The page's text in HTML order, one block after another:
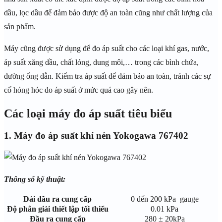
dầu, lọc dầu để đảm bảo được độ an toàn cũng như chất lượng của
sản phẩm.
Máy cũng được sử dụng để đo áp suất cho các loại khí gas, nước,
áp suất xăng dầu, chất lỏng, dung môi,… trong các bình chứa,
đường ống dẫn. Kiểm tra áp suất để đảm bảo an toàn, tránh các sự
cố hỏng hóc do áp suất ở mức quá cao gây nên.
Các loại máy đo áp suất tiêu biểu
1. Máy đo áp suất khí nén Yokogawa 767402
Thông số kỹ thuật:
Dải đầu ra cung cấp
0 đến 200 kPa gauge
Độ phân giải thiết lập tối thiểu
0.01 kPa
Đầu ra cung cấp
280 ± 20kPa